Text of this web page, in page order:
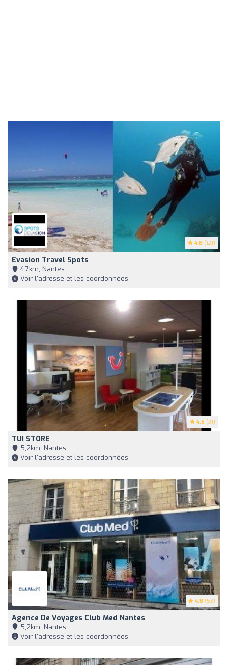
4.8 (121)
Evasion Travel Spots
4,7km, Nantes
Voir l'adresse et les coordonnées
4.6 (31)
TUI STORE
5,2km, Nantes
Voir l'adresse et les coordonnées
4.8 (53)
Agence De Voyages Club Med Nantes
5,2km, Nantes
Voir l'adresse et les coordonnées